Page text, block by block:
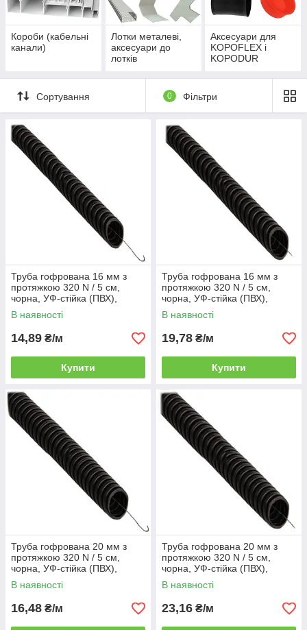
Короби (кабельні
канали)
Лотки металеві,
аксесуари до
лотків
Аксесуари для
KOPOFLEX і
KOPODUR
Сортування 0 Фільтри
Труба гофрована 16 мм з
протяжкою 320 N / 5 см,
чорна, УФ-стійка (ПВХ),
(КОПОС Монофлекс) бухта
50 м
В наявності
14,89 ₴/м
Купити
Труба гофрована 16 мм з
протяжкою 320 N / 5 см,
чорна, УФ-стійка (ПВХ),
(КОПОС Монофлекс) бухта
50 м
В наявності
19,78 ₴/м
Купити
Труба гофрована 20 мм з
протяжкою 320 N / 5 см,
чорна, УФ-стійка (ПВХ),
(КОПОС Монофлекс) бухта
50 м
В наявності
16,48 ₴/м
Труба гофрована 20 мм з
протяжкою 320 N / 5 см,
чорна, УФ-стійка (ПВХ),
(КОПОС Монофлекс) бухта
50 м
В наявності
23,16 ₴/м